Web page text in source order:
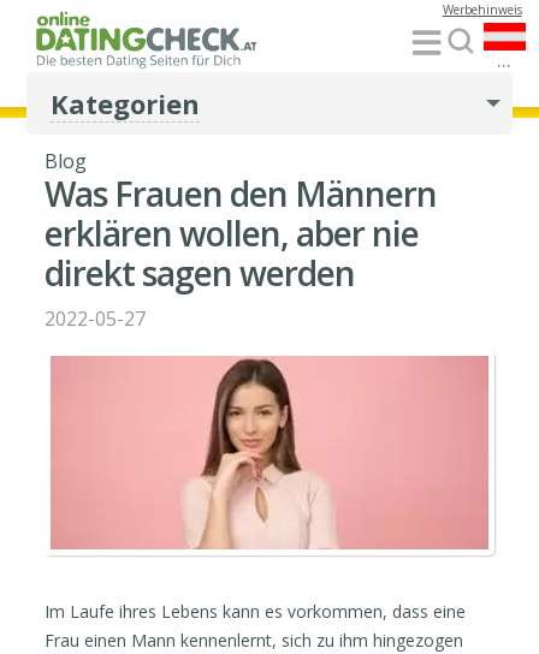
...
Werbehinweis
Kategorien
Blog
Was Frauen den Männern
erklären wollen, aber nie
direkt sagen werden
2022-05-27
Im Laufe ihres Lebens kann es vorkommen, dass eine
Frau einen Mann kennenlernt, sich zu ihm hingezogen